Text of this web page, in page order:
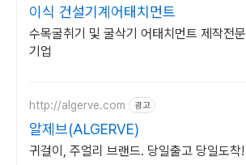
이식 건설기계어태치먼트
수목굴취기 및 굴삭기 어태치먼트 제작전문
기업
http://algerve.com 광고
알제브(ALGERVE)
귀걸이, 주얼리 브랜드. 당일출고 당일도착!